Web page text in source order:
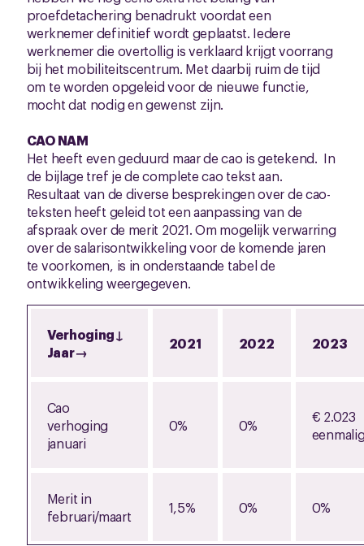
proefdetachering benadrukt voordat een
werknemer definitief wordt geplaatst. Iedere
werknemer die overtollig is verklaard krijgt voorrang
bij het mobiliteitscentrum. Met daarbij ruim de tijd
om te worden opgeleid voor de nieuwe functie,
mocht dat nodig en gewenst zijn.
CAO NAM
Het heeft even geduurd maar de cao is getekend. In
de bijlage tref je de complete cao tekst aan.
Resultaat van de diverse besprekingen over de cao-
teksten heeft geleid tot een aanpassing van de
afspraak over de merit 2021. Om mogelijk verwarring
over de salarisontwikkeling voor de komende jaren
te voorkomen, is in onderstaande tabel de
ontwikkeling weergegeven.
Verhoging↓
Jaar→ 2021 2022 2023
Cao
verhoging
januari
0% 0%
€ 2.023
Merit in
februari/maart
1,5% 0% 0%